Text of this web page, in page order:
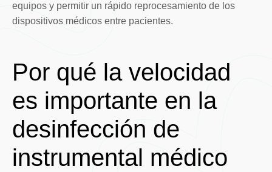
equipos y permitir un rápido reprocesamiento de los
dispositivos médicos entre pacientes.
Por qué la velocidad
es importante en la
desinfección de
instrumental médico